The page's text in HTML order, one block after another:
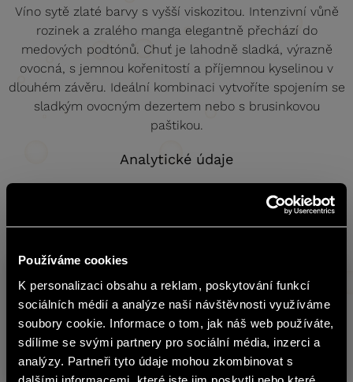
Používáme cookies
K personalizaci obsahu a reklam, poskytování funkcí
sociálních médií a analýze naší návštěvnosti využíváme
soubory cookie. Informace o tom, jak náš web používáte,
sdílíme se svými partnery pro sociální média, inzerci a
analýzy. Partneři tyto údaje mohou zkombinovat s
Víno sytě zlaté barvy s vyšší viskozitou. Intenzivní vůně
rozinek a zralého manga elegantně přechází do
medových podtónů. Chuť je lahodně sladká, výrazně
ovocná, s jemnou kořenitostí a příjemnou kyselinou v
dlouhém závěru. Ideální kombinaci vytvoříte spojením se
sladkým ovocným dezertem nebo s brusinkovou
paštikou.
Analytické údaje
6,2
Produkt
Sklad
č.
VELTLÍNSKÉ ZELENÉ 2021 VÝBĚR Z
HROZNŮ
5304121 0,75 l
Obsah stránek BOHEMIA SEKT není
vhodný pro osoby mladší 18 let.